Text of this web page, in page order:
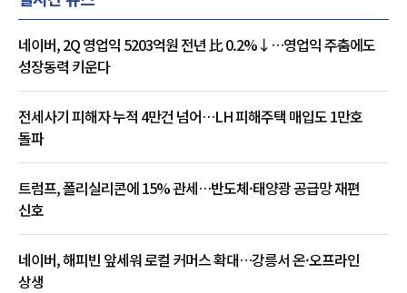
네이버, 2Q 영업익 5203억원 전년 比 0.2%↓…영업익 주춤에도
성장동력 키운다
전세사기 피해자 누적 4만건 넘어…LH 피해주택 매입도 1만호
돌파
트럼프, 폴리실리콘에 15% 관세…반도체·태양광 공급망 재편
신호
네이버, 해피빈 앞세워 로컬 커머스 확대…강릉서 온·오프라인
상생